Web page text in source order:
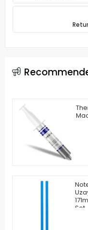
Set